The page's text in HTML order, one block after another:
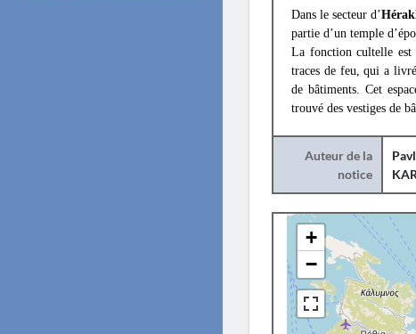
Dans le secteur d’
partie d’un temple
La fonction cultelle est
traces de feu, qui a
de bâtiments. Cet
trouvé des vestiges de
Auteur de la
notice
+
−